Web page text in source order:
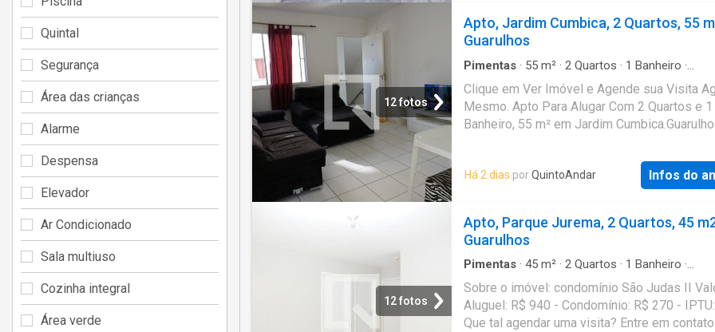
burocracia O QuintoAndar revolucionou o jeito
alugar e comprar imóveis: rápido, fácil, online,
fiador e o melhor, sem burocracia. Conheça
outros imóveis no site do QuintoAndar.
J24.344
12 fotos
Apto, Jardim Cumbica, 2 Quartos, 55
Guarulhos
Pimentas · 55 m² · 2 Quartos · 1 Banheiro ·
Clique em Ver Imóvel e Agende sua Visita
Mesmo. Apto Para Alugar Com 2 Quartos e 1
Banheiro, 55 m² em Jardim
Há 2 dias porQuintoAndar Infos do
12 fotos
Apto, Parque Jurema, 2 Quartos, 45
Guarulhos
Pimentas · 45 m² · 2 Quartos · 1 Banheiro ·
Sobre o imóvel: condomínio São Judas II
Aluguel: R$ 940 - Condomínio: R$ 270 -
Que tal agendar uma visita? Entre em
Quintal
Segurança
Área das crianças
Alarme
Despensa
Elevador
Ar Condicionado
Sala multiuso
Cozinha integral
Área verde